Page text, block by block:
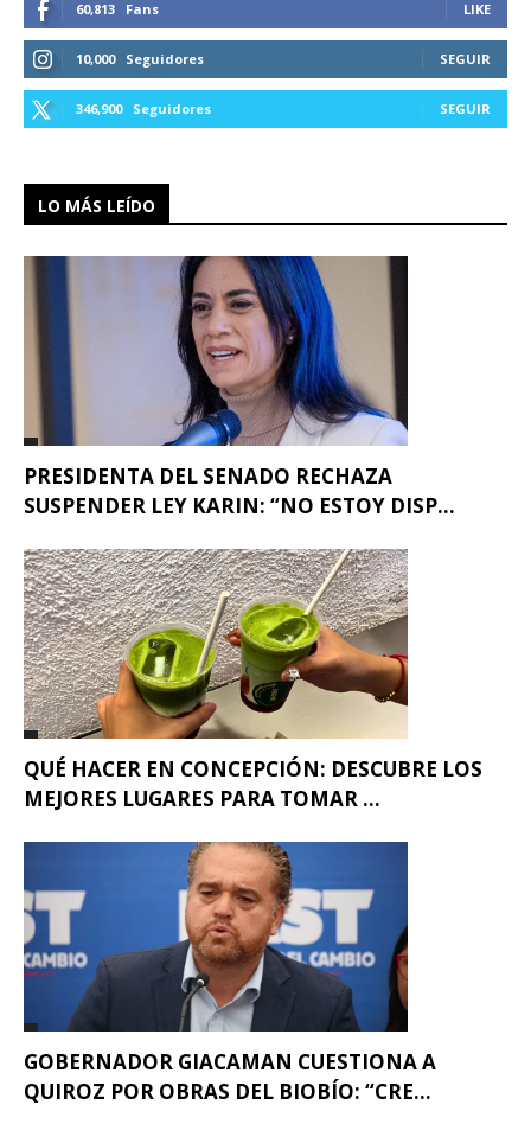
60,813 Fans LIKE
10,000 Seguidores SEGUIR
346,900 Seguidores SEGUIR
LO MÁS LEÍDO
PRESIDENTA DEL SENADO RECHAZA
SUSPENDER LEY KARIN: “NO ESTOY DISP...
QUÉ HACER EN CONCEPCIÓN: DESCUBRE LOS
MEJORES LUGARES PARA TOMAR ...
GOBERNADOR GIACAMAN CUESTIONA A
QUIROZ POR OBRAS DEL BIOBÍO: “CRE...